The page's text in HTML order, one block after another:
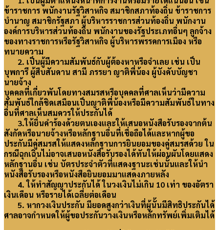
ข้าราชการ พนักงานรัฐวิสาหกิจ สมาชิกสภาท้องถิ่น ข้าราชการ
บำนาญ สมาชิกรัฐสภา ผู้บริหารราชการส่วนท้องถิ่น พนักงาน
องค์การบริหารส่วนท้องถิ่น พนักงานของรัฐประเภทอื่นๆ ลูกจ้าง
ของทางราชการหรือรัฐวิสาหกิจ ผู้บริหารพรรคการเมือง หรือ
ทนายความ
2. เป็นผู้มีความสัมพันธ์กับผู้ต้องหาหรือจำเลย เช่น เป็น
บุพการี ผู้สืบสันดาน สามี ภรรยา ญาติพี่น้อง ผู้บังคับบัญชา
นายจ้าง
บุคคลที่เกี่ยวพันโดยทางสมรสหรือบุคคลที่ศาลเห็นว่ามีความ
สัมพันธ์ใกล้ชิดเสมือนเป็นญาติพี่น้องหรือมีความสัมพันธ์ในทาง
อื่นที่ศาลเห็นสมควรให้ประกันได้
3.ให้ยื่นคำร้องด้วยตนเองและให้เสนอหนังสือรับรองจากต้น
สังกัดหรือนายจ้างหรือหลักฐานอื่นที่เชื่อถือได้และหากผู้ขอ
ประกันมีคู่สมรสให้แสดงหลักฐานการยินยอมของคู่สมรสด้วย ใน
กรณีฉุกเฉินไม่อาจเสนอหนังสือรับรองได้ทันให้ผ่อนผันโดยแสดง
หลักฐานอื่น เช่น บัตรประจำตัวที่แสดงฐานะเช่นนั้นและให้นำ
หนังสือรับรองหรือหนังสือยินยอมมาแสดงภายหลัง
4. ให้ทำสัญญาประกันได้ ในวงเงินไม่เกิน 10 เท่า ของอัตรา
เงินเดือน หรือรายได้เฉลี่ยต่อเดือน
5. หากวงเงินประกัน มียอดสูงกว่าเงินที่ผู้นั้นมีสิทธิประกันได้
ศาลอาจกำหนดให้ผู้ขอประกันวางเงินหรือหลักทรัพย์เพิ่มเติมได้